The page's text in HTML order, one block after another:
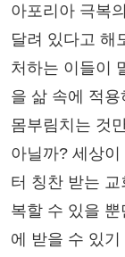
아포리아 극복
달려 있다고 해
처하는 이들이
을 삶 속에 적
몸부림치는 것
아닐까? 세상
터 칭찬 받는
복할 수 있을
에 받을 수 있